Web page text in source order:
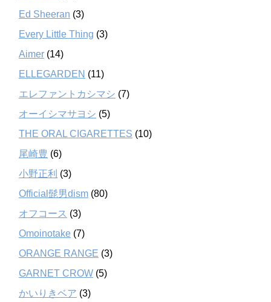
Ed Sheeran (3)
Every Little Thing (3)
Aimer (14)
ELLEGARDEN (11)
エレファントカシマシ (7)
オーイシマサヨシ (5)
THE ORAL CIGARETTES (10)
尾崎豊 (6)
小野正利 (3)
Official髭男dism (80)
オフコース (3)
Omoinotake (7)
ORANGE RANGE (3)
GARNET CROW (5)
かいりきベア (3)